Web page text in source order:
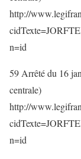
http://
n=id
59 Arrêté du 16
centrale)
http://
n=id